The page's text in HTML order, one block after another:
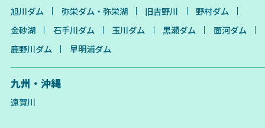
旭川ダム 弥栄ダム・弥栄湖 旧吉野川
野村ダム
金砂湖
石手川ダム 玉川ダム 黒瀬ダム
面河ダム
鹿野川ダム
早明浦ダム
九州・沖縄
遠賀川